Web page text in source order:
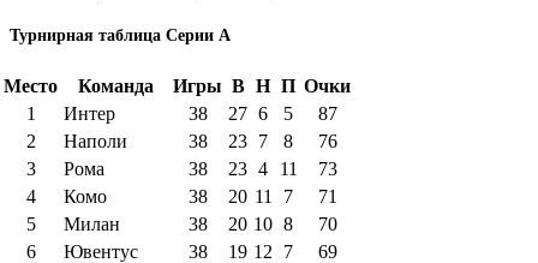
Турнирная таблица Серии А
Место Команда Игры В Н П Очки
1
Интер 38 27 6 5
87
2
Наполи 38 23 7 8
76
3
Рома 38 23 4 11
73
4
Комо 38 20 11 7
71
5
Милан 38 20 10 8
70
6
Ювентус 38 19 12 7
69